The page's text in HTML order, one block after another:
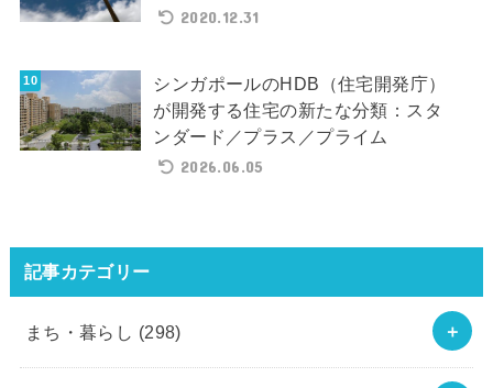
2020.12.31
シンガポールのHDB（住宅開発庁）
が開発する住宅の新たな分類：スタ
ンダード／プラス／プライム
2026.06.05
記事カテゴリー
まち・暮らし (298)